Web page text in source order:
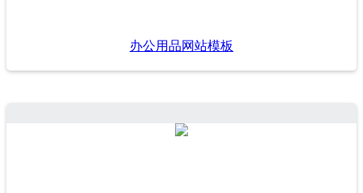
办公用品网站模板